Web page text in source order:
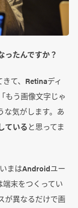
ったんですか？
て、Retinaディ
もう画像文字じゃ
な気がします。あ
ている と思ってま
まはAndroidユー
末をつくってい
が異なるだけで画